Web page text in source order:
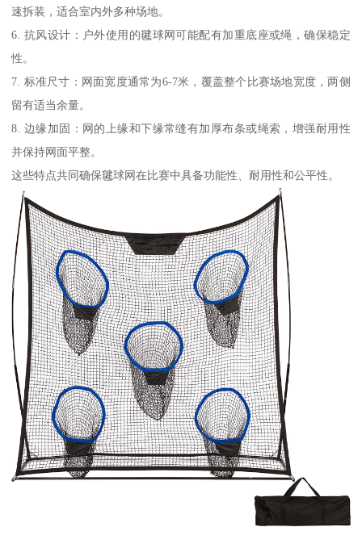
速拆装，适合室内外多种场地。
6. 抗风设计：户外使用的毽球网可能配有加重底座或绳，确保稳定
性。
7. 标准尺寸：网面宽度通常为6-7米，覆盖整个比赛场地宽度，两侧
留有适当余量。
8. 边缘加固：网的上缘和下缘常缝有加厚布条或绳索，增强耐用性
并保持网面平整。
这些特点共同确保毽球网在比赛中具备功能性、耐用性和公平性。